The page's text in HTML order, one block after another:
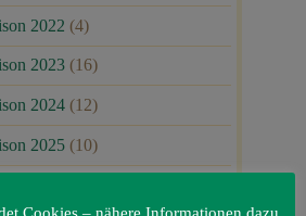
2022 (4)
2023 (16)
2024 (12)
2025 (10)
Cookies – nähere Informationen dazu